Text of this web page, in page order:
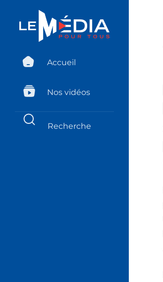
Accueil
Nos vidéos